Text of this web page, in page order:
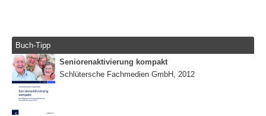
Buch-Tipp
Seniorenaktivierung kompakt
Schlütersche Fachmedien GmbH, 2012